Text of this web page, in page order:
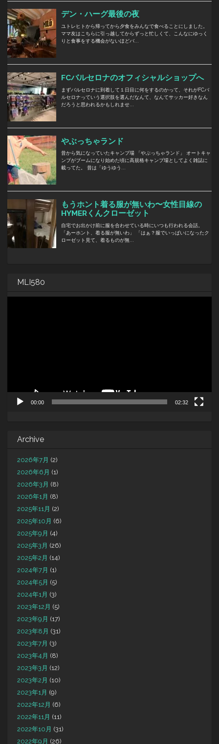
MLI580
00:00 02:32
Archive
2026年7月 (2)
2026年6月 (1)
2026年3月 (8)
2026年1月 (8)
2025年11月 (2)
2025年10月 (6)
2025年9月 (4)
2025年3月 (26)
2025年2月 (14)
2024年7月 (1)
2024年5月 (5)
2024年1月 (3)
2023年12月 (5)
2023年9月 (17)
2023年8月 (31)
2023年7月 (3)
2023年4月 (8)
2023年3月 (12)
2023年2月 (10)
2023年1月 (9)
2022年12月 (6)
2022年11月 (11)
2022年10月 (31)
2022年9月 (26)